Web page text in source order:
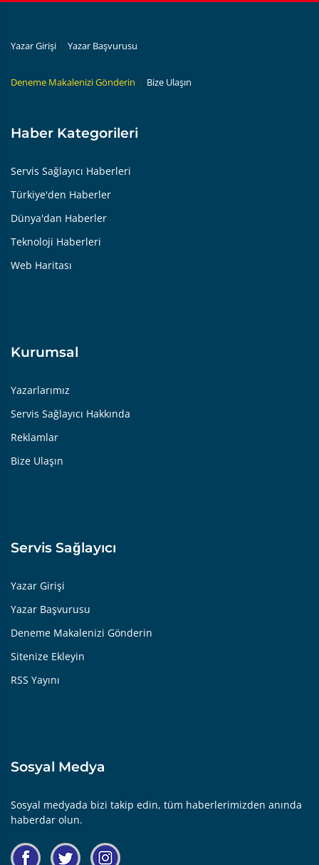
Yazar Girişi | Yazar Başvurusu
Deneme Makalenizi Gönderin | Bize Ulaşın
Haber Kategorileri
Servis Sağlayıcı Haberleri
Türkiye'den Haberler
Dünya'dan Haberler
Teknoloji Haberleri
Web Haritası
Kurumsal
Yazarlarımız
Servis Sağlayıcı Hakkında
Reklamlar
Bize Ulaşın
Servis Sağlayıcı
Yazar Girişi
Yazar Başvurusu
Deneme Makalenizi Gönderin
Sitenize Ekleyin
RSS Yayını
Sosyal Medya
Sosyal medyada bizi takip edin, tüm haberlerimizden anında
haberdar olun.